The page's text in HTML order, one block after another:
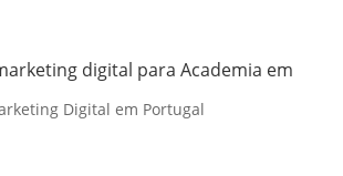
digital para Academia em
Digital em Portugal